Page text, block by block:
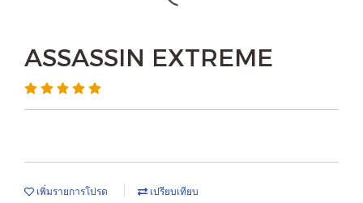
ASSASSIN EXTREME
เพิ่มรายการโปรด เปรียบเทียบ